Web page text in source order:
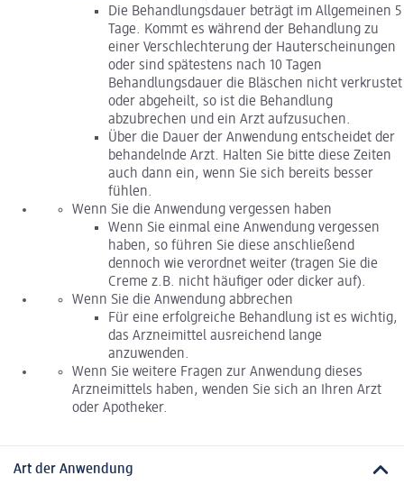
Die Behandlungsdauer beträgt im Allgemeinen 5
Tage. Kommt es während der Behandlung zu
einer Verschlechterung der Hauterscheinungen
oder sind spätestens nach 10 Tagen
Behandlungsdauer die Bläschen nicht verkrustet
oder abgeheilt, so ist die Behandlung
abzubrechen und ein Arzt aufzusuchen.
Über die Dauer der Anwendung entscheidet der
behandelnde Arzt. Halten Sie bitte diese Zeiten
auch dann ein, wenn Sie sich bereits besser
fühlen.
Wenn Sie die Anwendung vergessen haben
Wenn Sie einmal eine Anwendung vergessen
haben, so führen Sie diese anschließend
dennoch wie verordnet weiter (tragen Sie die
Creme z.B. nicht häufiger oder dicker auf).
Wenn Sie die Anwendung abbrechen
Für eine erfolgreiche Behandlung ist es wichtig,
das Arzneimittel ausreichend lange
anzuwenden.
Wenn Sie weitere Fragen zur Anwendung dieses
Arzneimittels haben, wenden Sie sich an Ihren Arzt
oder Apotheker.
Art der Anwendung